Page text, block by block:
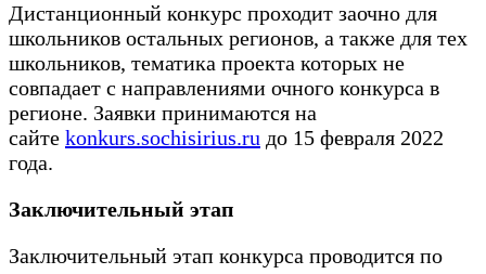
Дистанционный конкурс проходит заочно для
школьников остальных регионов, а также для тех
школьников, тематика проекта которых не
совпадает с направлениями очного конкурса в
регионе. Заявки принимаются на
сайте konkurs.sochisirius.ru до 15 февраля 2022
года.
Заключительный этап
Заключительный этап конкурса проводится по